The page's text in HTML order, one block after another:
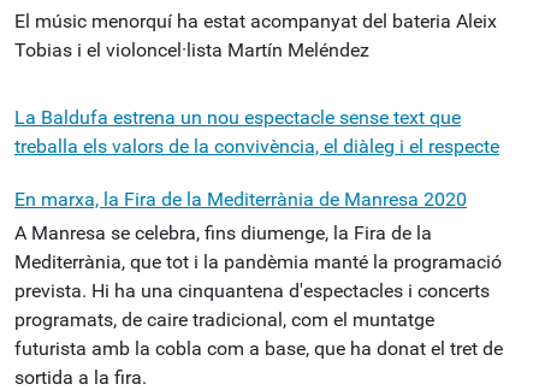
El músic menorquí ha estat acompanyat del bateria Aleix
Tobias i el violoncel·lista Martín Meléndez
La Baldufa estrena un nou espectacle sense text que
treballa els valors de la convivència, el diàleg i el respecte
En marxa, la Fira de la Mediterrània de Manresa 2020
A Manresa se celebra, fins diumenge, la Fira de la
Mediterrània, que tot i la pandèmia manté la programació
prevista. Hi ha una cinquantena d'espectacles i concerts
programats, de caire tradicional, com el muntatge
futurista amb la cobla com a base, que ha donat el tret de
sortida a la fira.